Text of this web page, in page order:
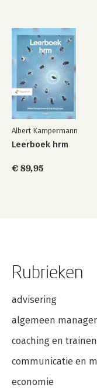
Albert Kampermann
Leerboek hrm
€ 89,95
Rubrieken
advisering
algemeen
coaching en trainen
communicatie en
economie